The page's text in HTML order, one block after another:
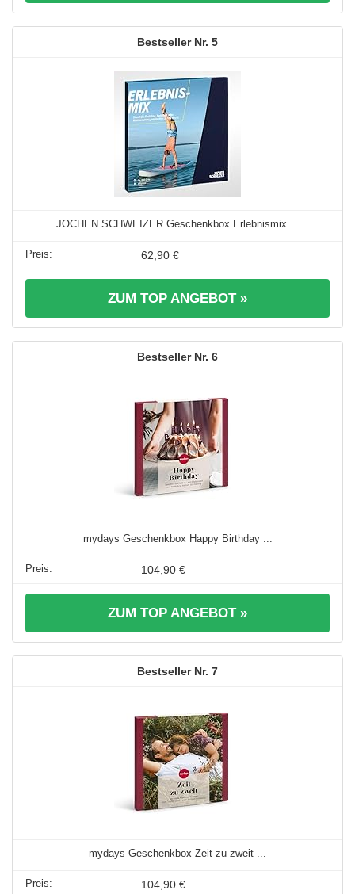
5
JOCHEN SCHWEIZER Geschenkbox Erlebnismix ...
62,90 €
ZUM TOP ANGEBOT »
6
mydays Geschenkbox Happy Birthday ...
104,90 €
ZUM TOP ANGEBOT »
7
mydays Geschenkbox Zeit zu zweit ...
104,90 €